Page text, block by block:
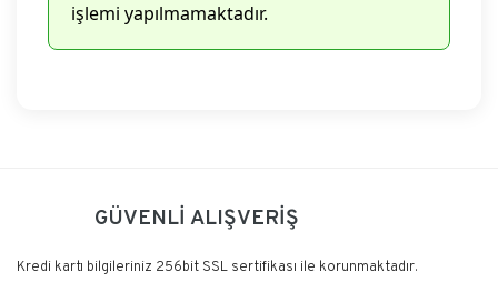
işlemi yapılmamaktadır.
Yorum Yaz
GÜVENLİ ALIŞVERİŞ
Kredi kartı bilgileriniz 256bit SSL sertifikası ile korunmaktadır.